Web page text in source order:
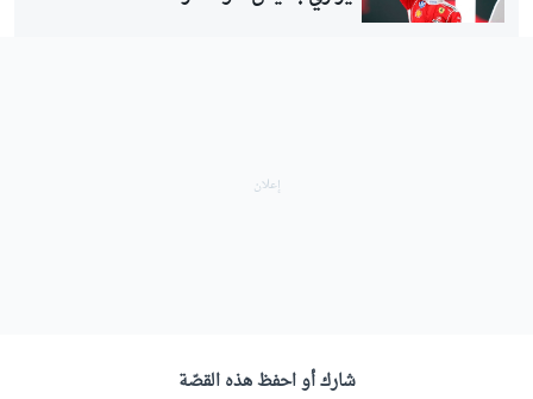
شارك أو احفظ هذه القصّة